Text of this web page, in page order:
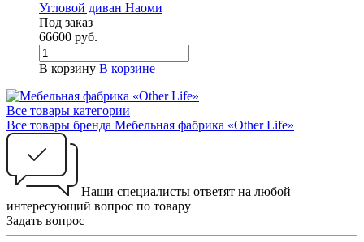
Угловой диван Наоми
Под заказ
66600 руб.
В корзину В корзине
Все товары категории
Все товары бренда Мебельная фабрика «Other Life»
Наши специалисты ответят на любой
интересующий вопрос по товару
Задать вопрос